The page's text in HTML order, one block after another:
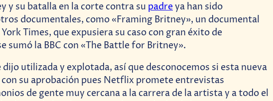
y su batalla en la corte contra su padreya han sido
documentales, como «Framing Britney», un documental
Times, que expusiera su caso con gran éxito de
sumó la BBC con «The Battle for Britney».
dijo utilizada y explotada, así que desconocemos si esta nueva
su aprobación pues Netflix promete entrevistas
de gente muy cercana a la carrera de la artista y a todo el